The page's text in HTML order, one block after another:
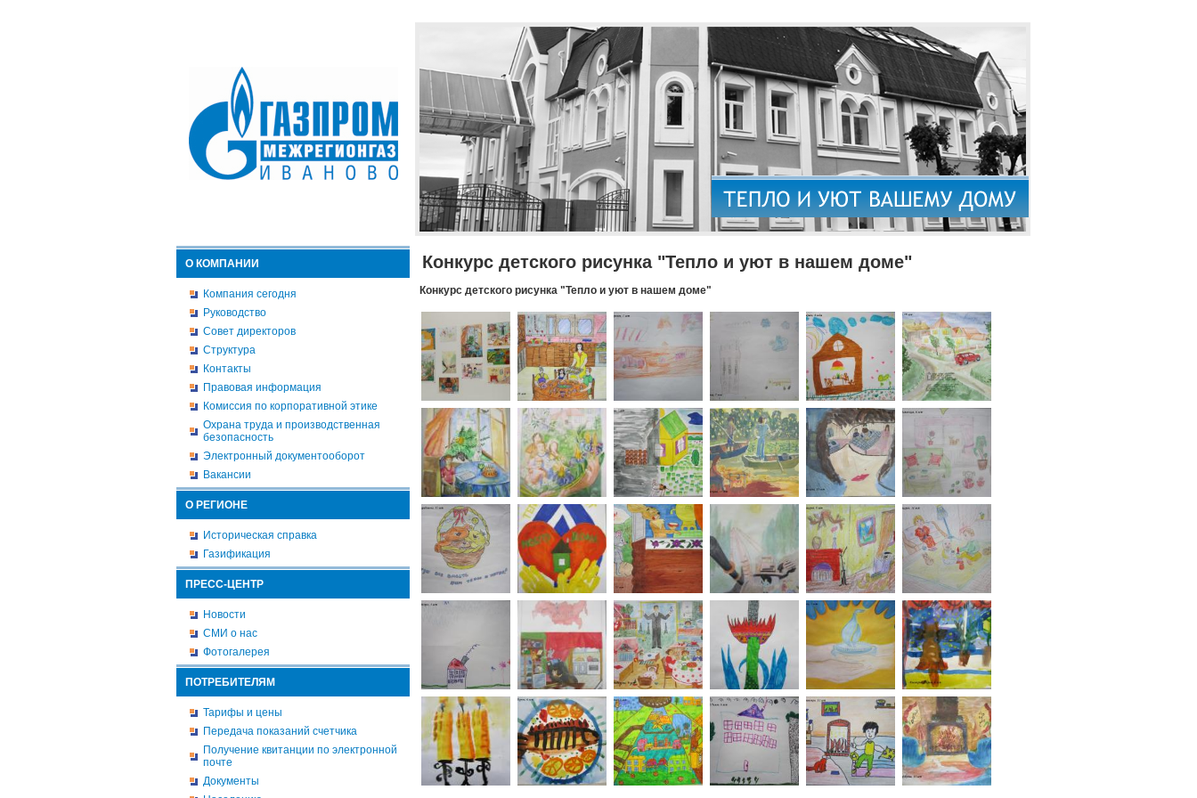
О КОМПАНИИ
Компания сегодня
Руководство
Совет директоров
Структура
Контакты
Правовая информация
Комиссия по корпоративной этике
Охрана труда и производственная
безопасность
Электронный документооборот
Вакансии
О РЕГИОНЕ
Историческая справка
Газификация
ПРЕСС-ЦЕНТР
Новости
СМИ о нас
Фотогалерея
ПОТРЕБИТЕЛЯМ
Тарифы и цены
Передача показаний счетчика
Получение квитанции по электронной
почте
Документы
Конкурс детского рисунка "Тепло и уют в нашем доме"
Конкурс детского рисунка "Тепло и уют в нашем доме"